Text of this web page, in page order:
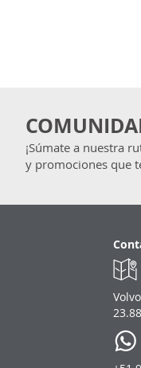
¡Súmate a nuestra
y promociones que